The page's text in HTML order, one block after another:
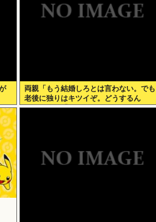
両親「もう結婚しろとは言わない。でも
老後に独りはキツイぞ。どうするん
だ？」俺ら「…」